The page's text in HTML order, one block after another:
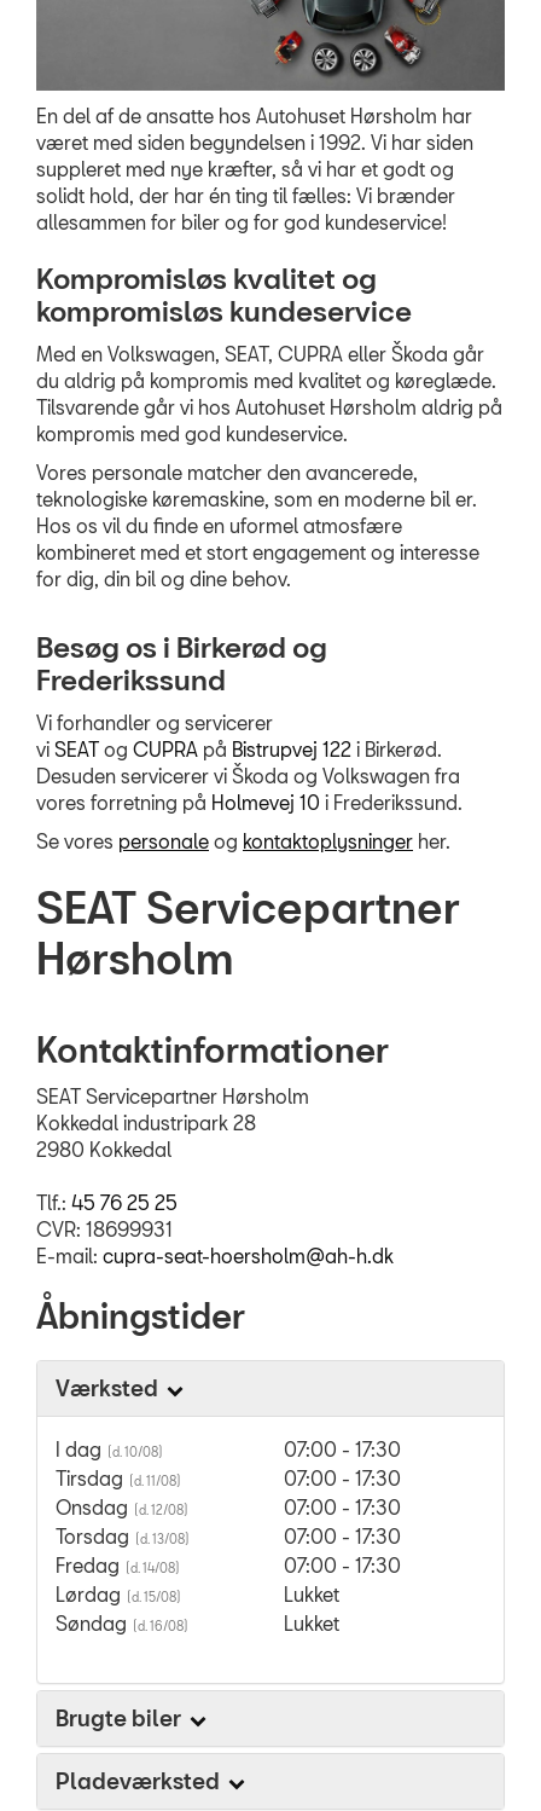
En del af de ansatte hos Autohuset Hørsholm har
været med siden begyndelsen i 1992. Vi har siden
suppleret med nye kræfter, så vi har et godt og
solidt hold, der har én ting til fælles: Vi brænder
allesammen for biler og for god kundeservice!
Kompromisløs kvalitet og
kompromisløs kundeservice
Med en Volkswagen, SEAT, CUPRA eller Škoda går
du aldrig på kompromis med kvalitet og køreglæde.
Tilsvarende går vi hos Autohuset Hørsholm aldrig på
kompromis med god kundeservice.
Vores personale matcher den avancerede,
teknologiske køremaskine, som en moderne bil er.
Hos os vil du finde en uformel atmosfære
kombineret med et stort engagement og interesse
for dig, din bil og dine behov.
Besøg os i Birkerød og
Frederikssund
Vi forhandler og servicerer
vi SEAT og CUPRA på Bistrupvej 122 i Birkerød.
Desuden servicerer vi Škoda og Volkswagen fra
vores forretning på Holmevej 10 i Frederikssund.
Se vores personale og kontaktoplysninger her.
SEAT Servicepartner
Hørsholm
Kontaktinformationer
SEAT Servicepartner Hørsholm
Kokkedal industripark 28
2980 Kokkedal
Tlf.: 45 76 25 25
CVR: 18699931
E-mail: cupra-seat-hoersholm@ah-h.dk
Åbningstider
Værksted
I dag
07:00 - 17:30
Tirsdag
07:00 - 17:30
Onsdag
07:00 - 17:30
Torsdag
07:00 - 17:30
Fredag
07:00 - 17:30
Lørdag
Lukket
Søndag
Lukket
Brugte biler
Pladeværksted